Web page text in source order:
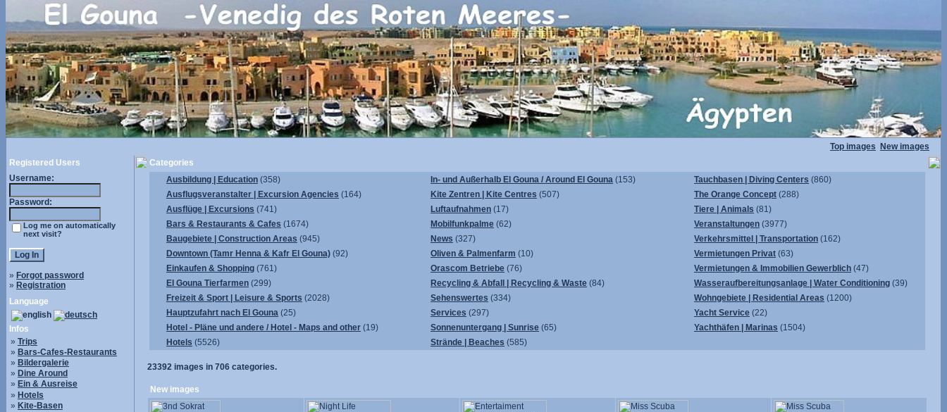
Top images
New images
Registered Users
Username:
Password:
Log me on automatically
next visit?
» Forgot password
» Registration
Language
Infos
» Trips
» Bars-Cafes-Restaurants
» Bildergalerie
» Dine Around
» Ein & Ausreise
» Hotels
» Kite-Basen
Categories
Ausbildung | Education (358)
Ausflugsveranstalter | Excursion Agencies (164)
Ausflüge | Excursions (741)
Bars & Restaurants & Cafes (1674)
Baugebiete | Construction Areas (945)
Downtown (Tamr Henna & Kafr El Gouna) (92)
Einkaufen & Shopping (761)
El Gouna Tierfarmen (299)
Freizeit & Sport | Leisure & Sports (2028)
Hauptzufahrt nach El Gouna (25)
Hotel - Pläne und andere / Hotel - Maps and other (19)
Hotels (5526)
In- und Außerhalb El Gouna / Around El Gouna (153)
Kite Zentren | Kite Centres (507)
Luftaufnahmen (17)
Mobilfunkpalme (62)
News (327)
Oliven & Palmenfarm (10)
Orascom Betriebe (76)
Recycling & Abfall | Recycling & Waste (84)
Sehenswertes (334)
Services (297)
Sonnenuntergang | Sunrise (65)
Strände | Beaches (585)
Tauchbasen | Diving Centers (860)
The Orange Concept (288)
Tiere | Animals (81)
Veranstaltungen (3977)
Verkehrsmittel | Transportation (162)
Vermietungen Privat (63)
Vermietungen & Immobilien Gewerblich (47)
Wasseraufbereitungsanlage | Water Conditioning (39)
Wohngebiete | Residential Areas (1200)
Yacht Service (22)
Yachthäfen | Marinas (1504)
23392 images in 706 categories.
New images